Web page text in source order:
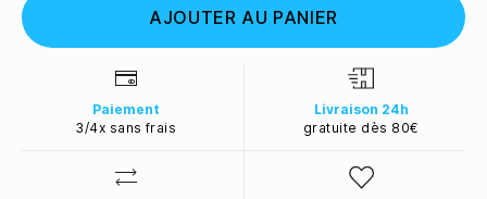
AJOUTER AU PANIER
Paiement
3/4x sans frais
Livraison 24h
gratuite dès 80€